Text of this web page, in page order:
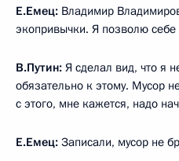
Е.Емец: Владимир
экопривычки. Я позволю себе
В.Путин: Я сделал вид, что я
обязательно к этому. Мусор
с этого, мне кажется, надо
Е.Емец: Записали, мусор не